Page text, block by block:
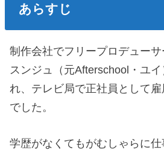
あらすじ
制作会社でフリープロデューサ
スンジュ（元Afterschool・ユ
れ、テレビ局で正社員として
でした。
学歴がなくてもがむしゃらに